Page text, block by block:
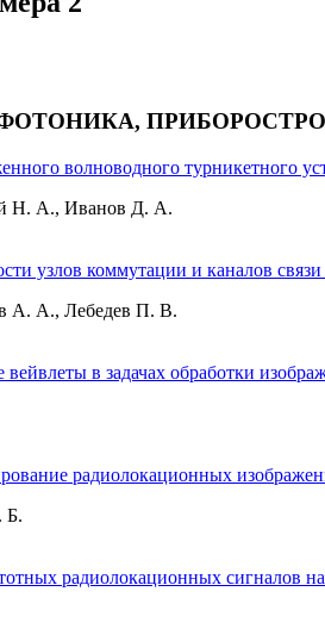
волноводного турникетного
Н. А., Иванов Д. А.
узлов коммутации и каналов
А. А., Лебедев П. В.
в задачах обработки
радиолокационных
Б.
радиолокационных сигналов